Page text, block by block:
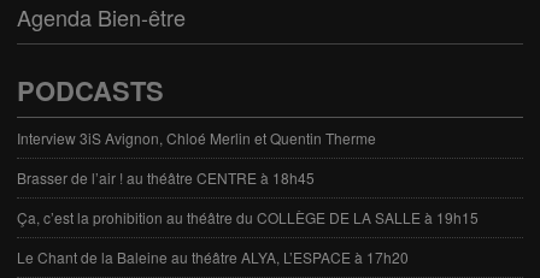
Agenda Bien-être
PODCASTS
Interview 3iS Avignon, Chloé Merlin et Quentin Therme
Brasser de l’air ! au théâtre CENTRE à 18h45
Ça, c’est la prohibition au théâtre du COLLÈGE DE LA SALLE à 19h15
Le Chant de la Baleine au théâtre ALYA, L’ESPACE à 17h20